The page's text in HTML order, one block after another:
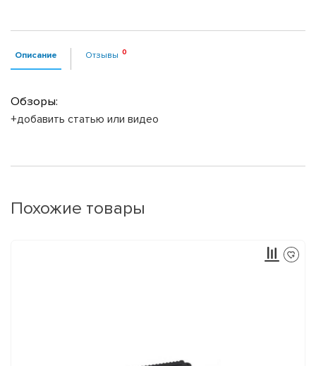
Описание Отзывы
Обзоры:
+добавить статью или видео
Похожие товары